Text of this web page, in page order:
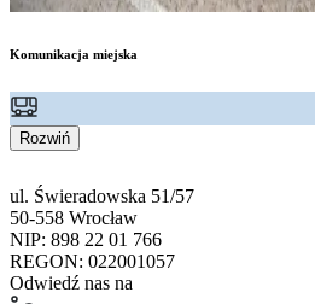
Komunikacja miejska
Rozwiń
ul. Świeradowska 51/57
50-558 Wrocław
NIP: 898 22 01 766
REGON: 022001057
Odwiedź nas na